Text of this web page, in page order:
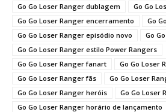
Go Go Loser Ranger dublagem
Go Go
Go Go Loser Ranger encerramento
Go
Go Go Loser Ranger episódio novo
Go
Go Go Loser Ranger estilo Power Rangers
Go Go Loser Ranger fanart
Go Go Loser
Go Go Loser Ranger fãs
Go Go Loser
Go Go Loser Ranger heróis
Go Go Loser
Go Go Loser Ranger horário de lançamento